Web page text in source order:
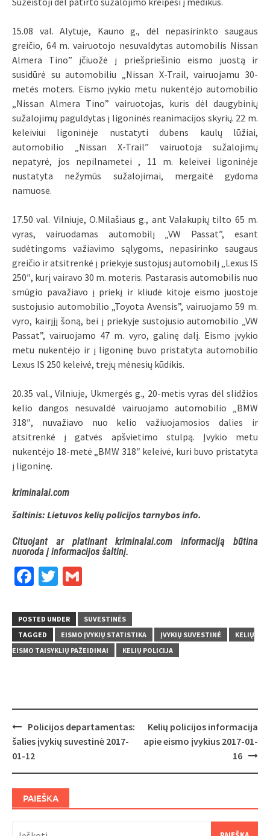
15.08 val. Alytuje, Kauno g., dėl nepasirinkto saugaus
greičio, 64 m. vairuotojo nesuvaldytas automobilis Nissan
Almera Tino” įčiuožė į priešpriešinio eismo juostą ir
susidūrė su automobiliu „Nissan X-Trail, vairuojamu 30-
metės moters. Eismo įvykio metu nukentėjo automobilio
„Nissan Almera Tino” vairuotojas, kuris dėl daugybinių
sužalojimų paguldytas į ligoninės reanimacijos skyrių. 22 m.
keleiviui ligoninėje nustatyti dubens kaulų lūžiai,
automobilio „Nissan X-Trail” vairuotoja sužalojimų
nepatyrė, jos nepilnametei , 11 m. keleivei ligoninėje
nustatyta nežymūs sužalojimai, mergaitė gydoma
namuose.
17.50 val. Vilniuje, O.Milašiaus g., ant Valakupių tilto 65 m.
vyras, vairuodamas automobilį „VW Passat”, esant
sudėtingoms važiavimo sąlygoms, nepasirinko saugaus
greičio ir atsitrenkė į priekyje sustojusį automobilį „Lexus IS
250″, kurį vairavo 30 m. moteris. Pastarasis automobilis nuo
smūgio pavažiavo į priekį ir kliudė kitoje eismo juostoje
sustojusio automobilio „Toyota Avensis”, vairuojamo 59 m.
vyro, kairįjį šoną, bei į priekyje sustojusio automobilio „VW
Passat”, vairuojamo 47 m. vyro, galinę dalį. Eismo įvykio
metu nukentėjo ir į ligoninę buvo pristatyta automobilio
Lexus IS 250 keleivė, trejų mėnesių kūdikis.
20.35 val., Vilniuje, Ukmergės g., 20-metis vyras dėl slidžios
kelio dangos nesuvaldė vairuojamo automobilio „BMW
318″, nuvažiavo nuo kelio važiuojamosios dalies ir
atsitrenkė į gatvės apšvietimo stulpą. Įvykio metu
nukentėjo 18-metė „BMW 318″ keleivė, kuri buvo pristatyta
į ligoninę.
kriminalai.com
šaltinis: Lietuvos kelių policijos tarnybos info.
Cituojant ar platinant kriminalai.com informaciją būtina
nuoroda į informacijos šaltinį.
Facebook
Twitter
POSTED UNDER
SUVESTINĖS
TAGGED
EISMO ĮVYKIŲ STATISTIKA ĮVYKIŲ SUVESTINĖ
KELIŲ
EISMO TAISYKLIŲ PAŽEIDIMAI
KELIŲ POLICIJA
Post
navigation
Policijos departamentas:
šalies įvykių suvestinė 2017-
01-12
Kelių policijos informacija
apie eismo įvykius 2017-01-
16
PAIEŠKA